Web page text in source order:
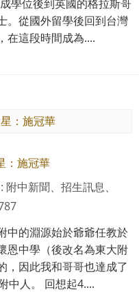
學位後到英國的格拉斯哥
。從國外留學後回到台灣
在這段時間成為....
：施冠華
中新聞、招生訊息、
中的淵源始於爺爺任教於
恩中學（後改名為東大附
，因此我和哥哥也達成了
中人。 回想起4....